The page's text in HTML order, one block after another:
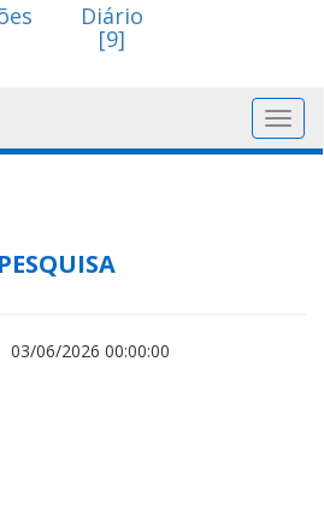
Diário
[9]
03/06/2026 00:00:00